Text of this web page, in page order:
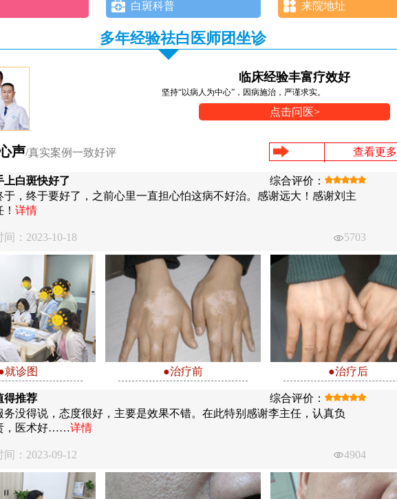
白斑科普 来院地址
多年经验祛白医师团坐诊
临床经验丰富疗效好
坚持“以病人为中心”，因病施治，严谨求实。
点击问医>
声/真实案例一致好评 查看更多
上白斑快好了
综合评价：
于，终于要好了，之前心里一直担心怕这病不好治。感谢远大！感谢刘主
详情
间：2023-10-18 5703
就诊图 ●治疗前 ●治疗后
得推荐
综合评价：
务没得说，态度很好，主要是效果不错。在此特别感谢李主任，认真负
，医术好……详情
间：2023-09-12 4904